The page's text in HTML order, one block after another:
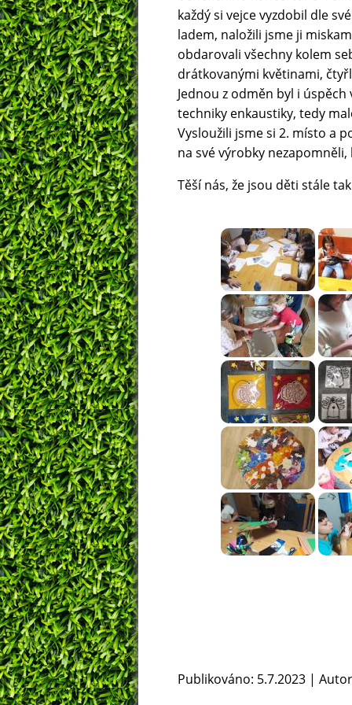
každý si vejce vyzdobil dle
ladem, naložili jsme ji
obdarovali všechny kolem
drátkovanými květinami,
Jednou z odměn byl i
techniky enkaustiky, tedy
Vysloužili jsme si 2. místo a
na své výrobky
Těší nás, že jsou děti stále
Publikováno: 5.7.2023 |